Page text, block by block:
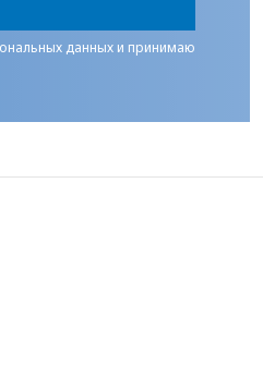
данных и принимаю